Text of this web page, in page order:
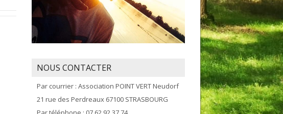
NOUS CONTACTER
Par courrier : Association POINT VERT Neudorf
21 rue des Perdreaux 67100 STRASBOURG